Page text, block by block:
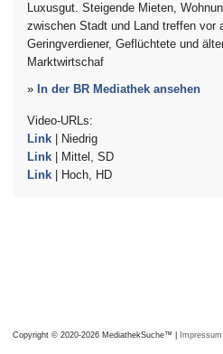
Luxusgut. Steigende Mieten,
zwischen Stadt und Land treffen vor
Geringverdiener, Geflüchtete und
Marktwirtschaf
» In der BR Mediathek ansehen
Video-URLs:
Link | Niedrig
Link | Mittel, SD
Link | Hoch, HD
Copyright © 2020-2026 MediathekSuche™ | Impressum